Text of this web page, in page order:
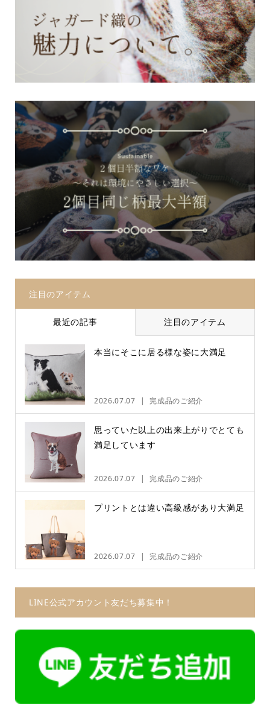
注目のアイテム
最近の記事 注目のアイテム
本当にそこに居る様な姿に大満足
2026.07.07 完成品のご紹介
思っていた以上の出来上がりでとても
満足しています
2026.07.07 完成品のご紹介
プリントとは違い高級感があり大満足
2026.07.07 完成品のご紹介
LINE公式アカウント友だち募集中！